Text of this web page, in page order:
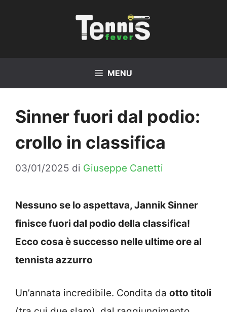
MENU
Sinner fuori dal podio:
crollo in classifica
03/01/2025 di Giuseppe Canetti
Nessuno se lo aspettava, Jannik Sinner
finisce fuori dal podio della classifica!
Ecco cosa è successo nelle ultime ore al
tennista azzurro
Un’annata incredibile. Condita da otto titoli